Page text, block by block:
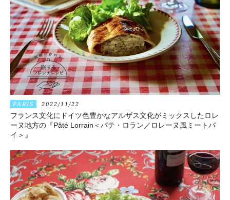
PARIS 2022/11/22
フランス文化にドイツ色豊かなアルザス文化がミックスしたロレ
ーヌ地方の『Pâté Lorrain＜パテ・ロラン／ロレーヌ風ミートパ
イ＞』